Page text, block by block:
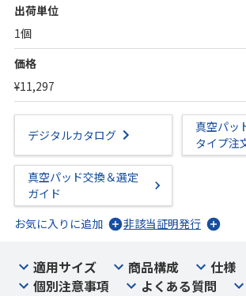
出荷単位
1個
価格
¥11,297
デジタルカタログ
真空パッ
タイプ注
真空パッド交換＆選定
ガイド
お気に入りに追加
非該当証明発行
適用サイズ 商品構成 仕様
個別注意事項
よくある質問